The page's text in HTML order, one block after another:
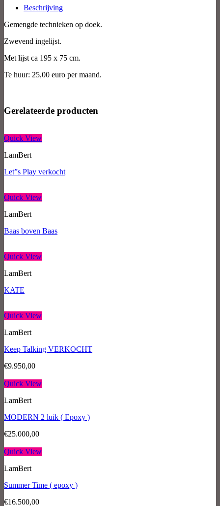
Beschrijving
Gemengde technieken op doek.
Zwevend ingelijst.
Met lijst ca 195 x 75 cm.
Te huur: 25,00 euro per maand.
Gerelateerde producten
Quick View
LamBert
Let”s Play verkocht
Quick View
LamBert
Baas boven Baas
Quick View
LamBert
KATE
Quick View
LamBert
Keep Talking VERKOCHT
€9.950,00
Quick View
LamBert
MODERN 2 luik ( Epoxy )
€25.000,00
Quick View
LamBert
Summer Time ( epoxy )
€16.500,00